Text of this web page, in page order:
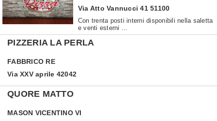
Via Atto Vannucci 41 51100
Con trenta posti interni disponibili nella saletta
e venti esterni ...
PIZZERIA LA PERLA
FABBRICO RE
Via XXV aprile 42042
QUORE MATTO
MASON VICENTINO VI